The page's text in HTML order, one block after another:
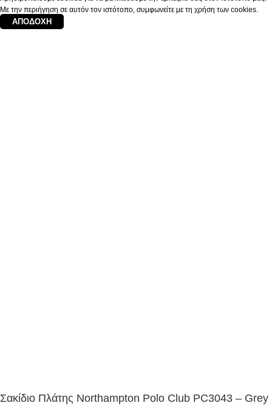
Με την περιήγηση σε αυτόν τον ιστότοπο, συμφωνείτε με τη χρήση των cookies.
ΑΠΟΔΟΧΉ
Σακίδιο Πλάτης Northampton Polo Club PC3043 – Grey